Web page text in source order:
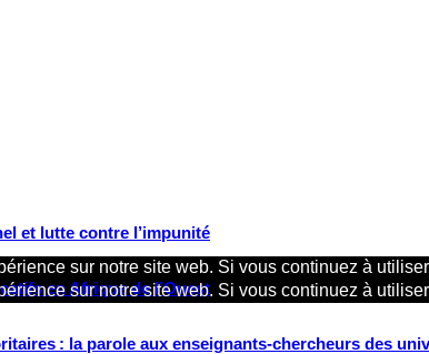
et lutte contre l’impunité
en Afrique de l’Ouest
: la parole aux enseignants-chercheurs des
sur notre site web. Si vous continuez à
sur notre site web. Si vous continuez à